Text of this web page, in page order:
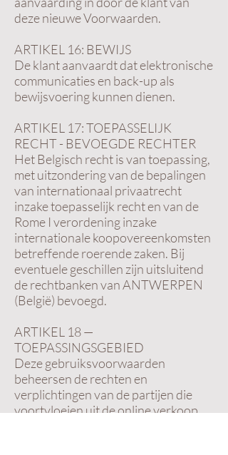
deze nieuwe Voorwaarden.
ARTIKEL 16: BEWIJS
De klant aanvaardt dat elektronische
communicaties en back-up als
bewijsvoering kunnen dienen.
ARTIKEL 17: TOEPASSELIJK
RECHT - BEVOEGDE RECHTER
Het Belgisch recht is van toepassing,
met uitzondering van de bepalingen
van internationaal privaatrecht
inzake toepasselijk recht en van de
Rome I verordening inzake
internationale koopovereenkomsten
betreffende roerende zaken. Bij
eventuele geschillen zijn uitsluitend
de rechtbanken van ANTWERPEN
(België) bevoegd.
ARTIKEL 18 —
TOEPASSINGSGEBIED
Deze gebruiksvoorwaarden
beheersen de rechten en
verplichtingen van de partijen die
voortvloeien uit de online verkoop